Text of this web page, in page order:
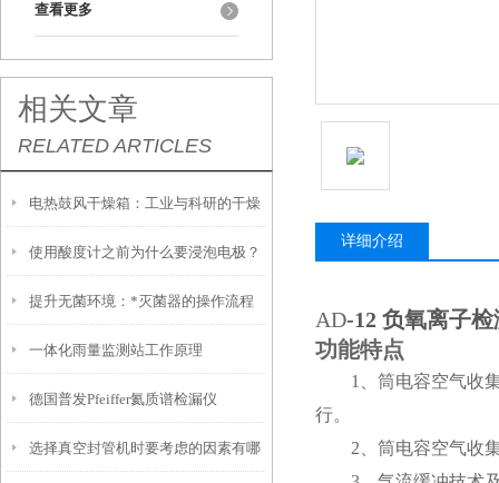
查看更多
相关文章
RELATED ARTICLES
电热鼓风干燥箱：工业与科研的干燥
好帮手
使用酸度计之前为什么要浸泡电极？
提升无菌环境：*灭菌器的操作流程
与安全性
一体化雨量监测站工作原理
德国普发Pfeiffer氦质谱检漏仪
选择真空封管机时要考虑的因素有哪
详细介绍
AD-12 负氧离子检
功能特点
1、筒电容空气收
行。
2、筒电容空气收